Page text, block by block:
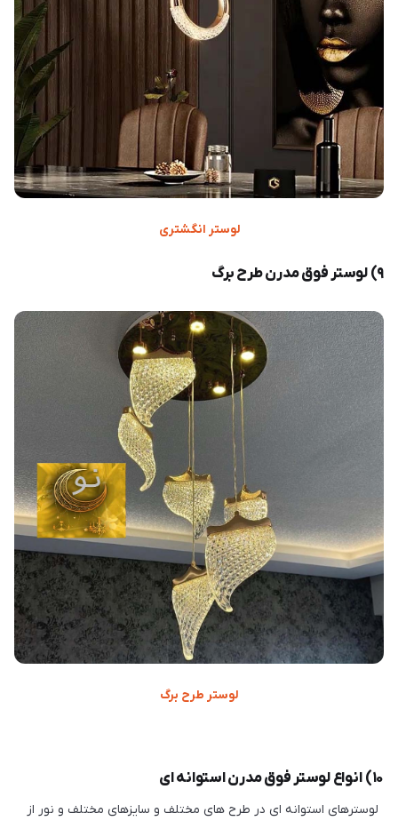
لوستر انگشتری
۹) لوستر فوق مدرن طرح برگ
لوستر طرح برگ
۱۰) انواع لوستر فوق مدرن استوانه ای
لوسترهای استوانه ای در طرح های مختلف و سایزهای مختلف و نور از